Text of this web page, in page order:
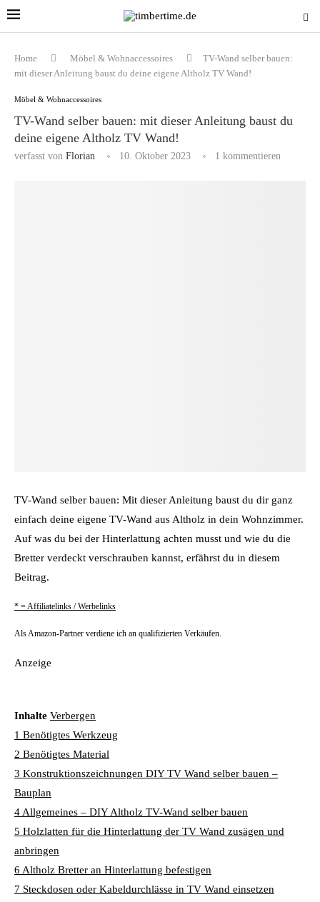
Home Möbel & Wohnaccessoires
TV-Wand selber bauen:
mit dieser Anleitung baust du deine eigene Altholz TV Wand!
Möbel & Wohnaccessoires
TV-Wand selber bauen: mit dieser Anleitung baust du
deine eigene Altholz TV Wand!
verfasst von Florian 10. Oktober 2023 1 kommentieren
TV-Wand selber bauen: Mit dieser Anleitung baust du dir ganz
einfach deine eigene TV-Wand aus Altholz in dein Wohnzimmer.
Auf was du bei der Hinterlattung achten musst und wie du die
Bretter verdeckt verschrauben kannst, erfährst du in diesem
Beitrag.
* = Affiliatelinks / Werbelinks
Als Amazon-Partner verdiene ich an qualifizierten Verkäufen.
Anzeige
Inhalte Verbergen
1 Benötigtes Werkzeug
2 Benötigtes Material
3 Konstruktionszeichnungen DIY TV Wand selber bauen –
Bauplan
4 Allgemeines – DIY Altholz TV-Wand selber bauen
5 Holzlatten für die Hinterlattung der TV Wand zusägen und
anbringen
6 Altholz Bretter an Hinterlattung befestigen
7 Steckdosen oder Kabeldurchlässe in TV Wand einsetzen